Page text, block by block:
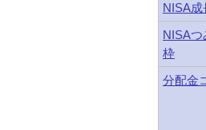
NISA
NISAつ
枠
分配金